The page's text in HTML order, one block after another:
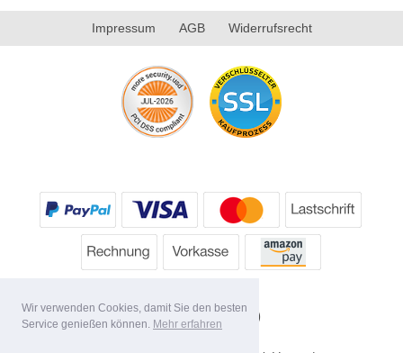
Wir verwenden Cookies, damit Sie den besten
Service genießen können. Mehr erfahren
Impressum AGB Widerrufsrecht